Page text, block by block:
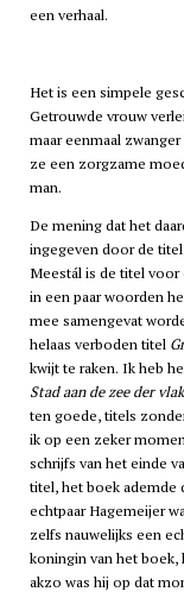
een verhaal.
Het is een simpele
Getrouwde vrouw
maar eenmaal
ze een zorgzame
man.
De mening dat het
ingegeven door de
Meestál is de titel voor
in een paar woorden
mee samengevat
helaas verboden titel
kwijt te raken. Ik heb
Stad aan de zee der
ten goede, titels
ik op een zeker
schrijfs van het einde
titel, het boek ademde
echtpaar Hagemeijer
zelfs nauwelijks een
koningin van het boek,
akzo was hij op dat